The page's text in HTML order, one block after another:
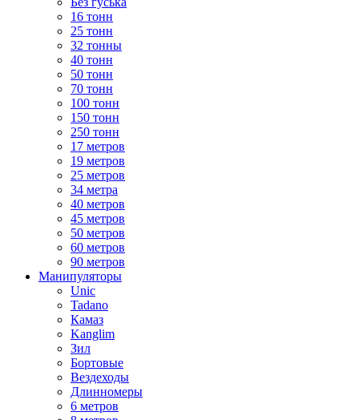
16 тонн
25 тонн
32 тонны
40 тонн
50 тонн
70 тонн
100 тонн
150 тонн
250 тонн
17 метров
19 метров
25 метров
34 метра
40 метров
45 метров
50 метров
60 метров
90 метров
Манипуляторы
Unic
Tadano
Камаз
Kanglim
Зил
Бортовые
Вездеходы
Длинномеры
6 метров